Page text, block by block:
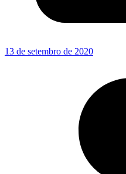
13 de setembro de 2020